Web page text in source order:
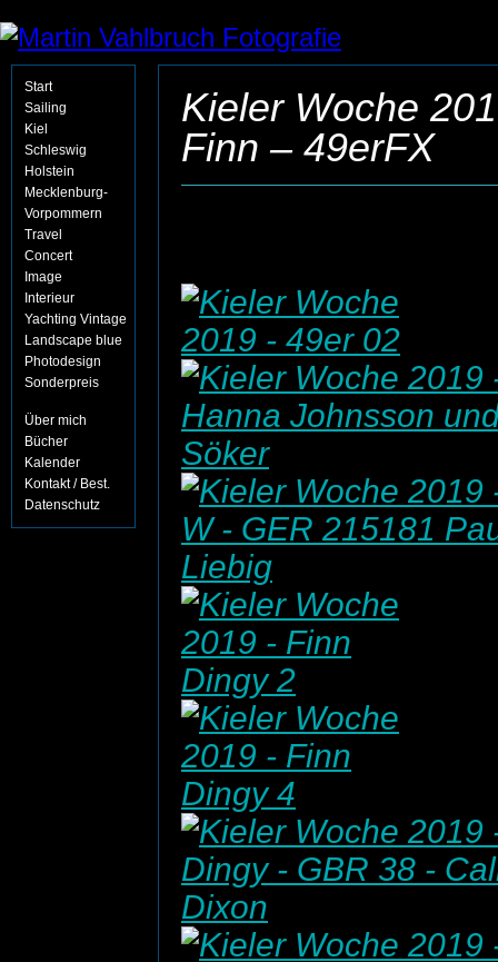
Start
Sailing
Kiel
Schleswig
Holstein
Mecklenburg-
Vorpommern
Travel
Concert
Image
Interieur
Yachting Vintage
Landscape blue
Photodesign
Sonderpreis
Über mich
Bücher
Kalender
Kontakt / Best.
Datenschutz
Kieler Woche
Finn – 49erFX